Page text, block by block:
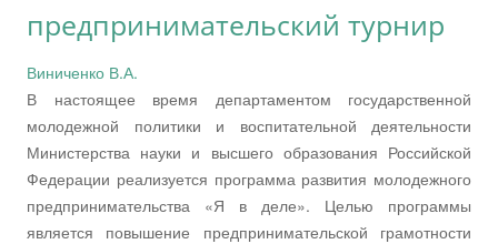
предпринимательский турнир
Виниченко В.А.
В настоящее время департаментом государственной
молодежной политики и воспитательной деятельности
Министерства науки и высшего образования Российской
Федерации реализуется программа развития молодежного
предпринимательства «Я в деле». Целью программы
является повышение предпринимательской грамотности